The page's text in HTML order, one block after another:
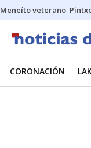
Meneíto veterano
CORONACIÓN